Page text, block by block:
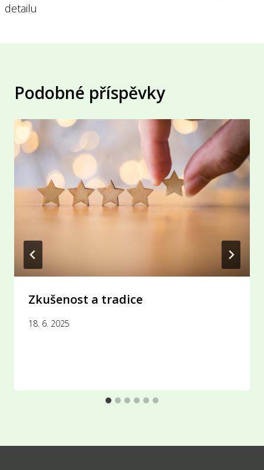
detailu
Podobné příspěvky
Zkušenost a tradice
18. 6. 2025